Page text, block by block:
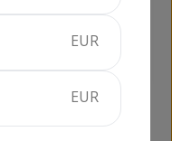
13.5%
KÖP
EUR
EUR